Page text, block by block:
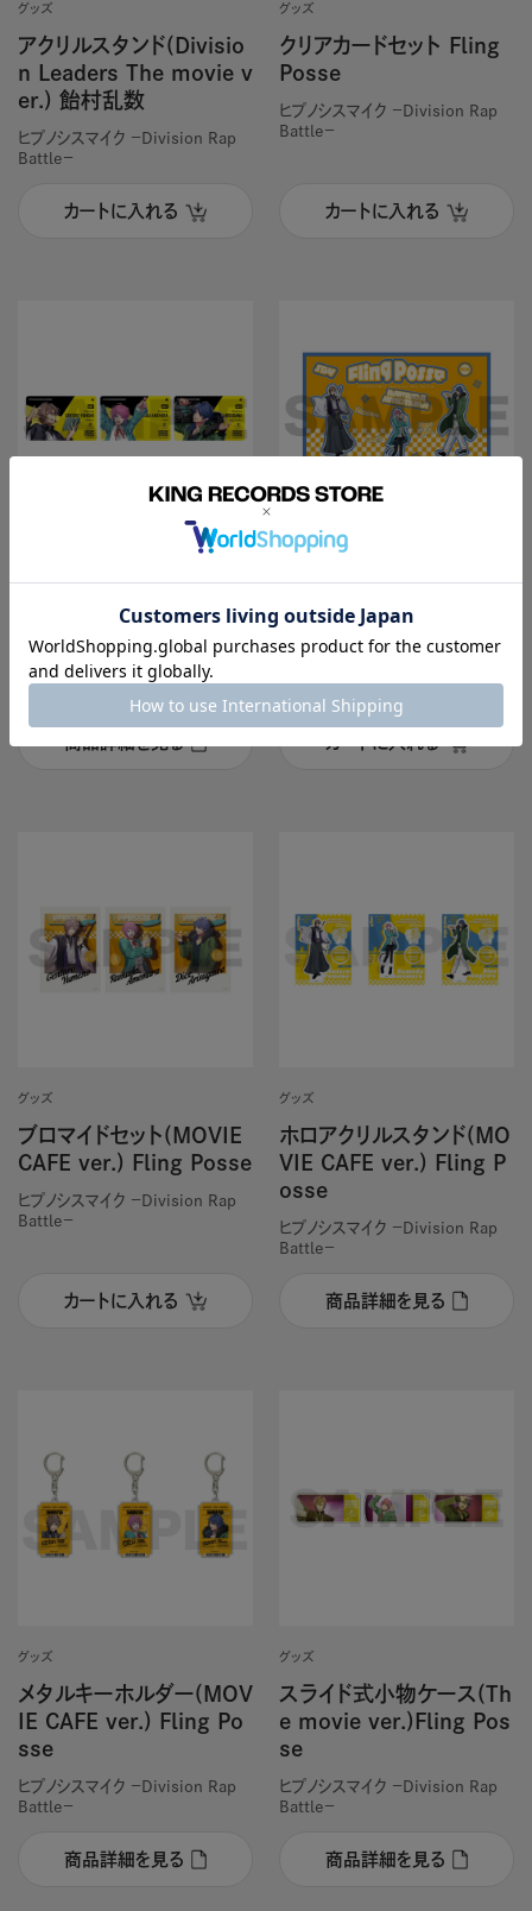
グッズ
アクリルスタンド(Divisio
n Leaders The movie v
er.) 飴村乱数
ヒプノシスマイク －Division Rap
Battle－
カートに入れる
グッズ
クリアカードセット Fling
Posse
ヒプノシスマイク －Division Rap
Battle－
カートに入れる
ホロモデル本体 シリアル
ヒプノシスマイク －Division Rap
Battle－
ブランケット(MOVIE CA
FE ver.) Fling Posse
Battle－
グッズ
ブロマイドセット(MOVIE
CAFE ver.) Fling Posse
ヒプノシスマイク －Division Rap
Battle－
カートに入れる
グッズ
ホロアクリルスタンド(MO
VIE CAFE ver.) Fling P
osse
ヒプノシスマイク －Division Rap
Battle－
商品詳細を見る
グッズ
メタルキーホルダー(MOV
IE CAFE ver.) Fling Po
sse
ヒプノシスマイク －Division Rap
Battle－
商品詳細を見る
グッズ
スライド式小物ケース(Th
e movie ver.)Fling Pos
se
ヒプノシスマイク －Division Rap
Battle－
商品詳細を見る